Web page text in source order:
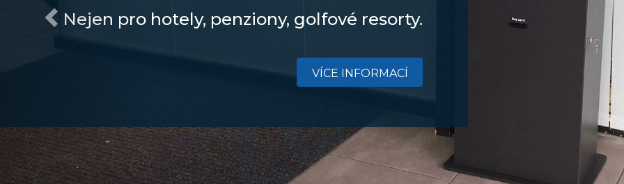
Nejen pro hotely, penziony, golfové resorty.
VÍCE INFORMACÍ